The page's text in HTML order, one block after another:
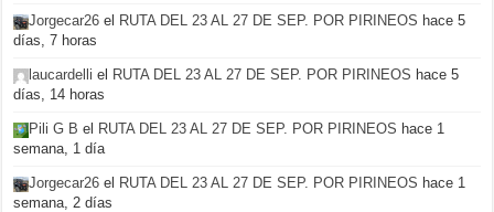
Jorgecar26 el RUTA DEL 23 AL 27 DE SEP. POR PIRINEOS hace 5
días, 7 horas
laucardelli el RUTA DEL 23 AL 27 DE SEP. POR PIRINEOS hace 5
días, 14 horas
Pili G B el RUTA DEL 23 AL 27 DE SEP. POR PIRINEOS hace 1
semana, 1 día
Jorgecar26 el RUTA DEL 23 AL 27 DE SEP. POR PIRINEOS hace 1
semana, 2 días